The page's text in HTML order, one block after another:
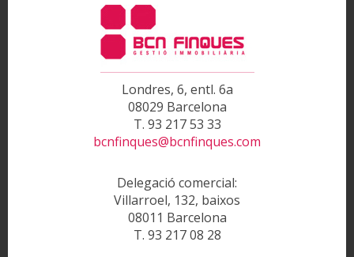
Londres, 6, entl. 6a
08029 Barcelona
T. 93 217 53 33
bcnfinques@bcnfinques.com
Delegació comercial:
Villarroel, 132, baixos
08011 Barcelona
T. 93 217 08 28